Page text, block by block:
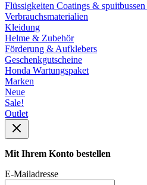
Flüssigkeiten Coatings & spuitbussen
Verbrauchsmaterialien
Kleidung
Helme & Zubehör
Förderung & Aufklebers
Geschenkgutscheine
Honda Wartungspaket
Marken
Neue
Sale!
Outlet
Mit Ihrem Konto bestellen
E-Mailadresse